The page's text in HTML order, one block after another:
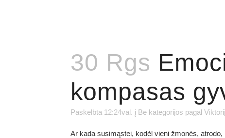
30 Rgs
kompasas
Paskelbta 12:24val. į Be kategorijos pagal
Ar kada susimąstei, kodėl vieni žmonės,